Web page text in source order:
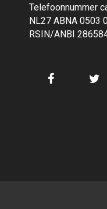
Telefoonnummer
NL27 ABNA 0503
RSIN/ANBI